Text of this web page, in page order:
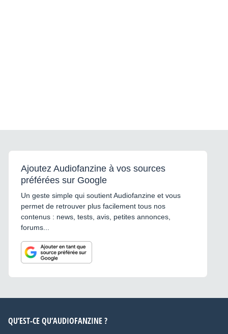
Ajoutez Audiofanzine à vos sources
préférées sur Google
Un geste simple qui soutient Audiofanzine et vous
permet de retrouver plus facilement tous nos
contenus : news, tests, avis, petites annonces,
forums...
QU’EST-CE QU’AUDIOFANZINE ?